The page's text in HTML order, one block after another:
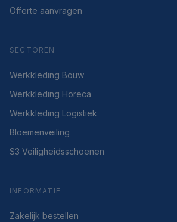
Offerte aanvragen
SECTOREN
Werkkleding Bouw
Werkkleding Horeca
Werkkleding Logistiek
Bloemenveiling
S3 Veiligheidsschoenen
INFORMATIE
Zakelijk bestellen